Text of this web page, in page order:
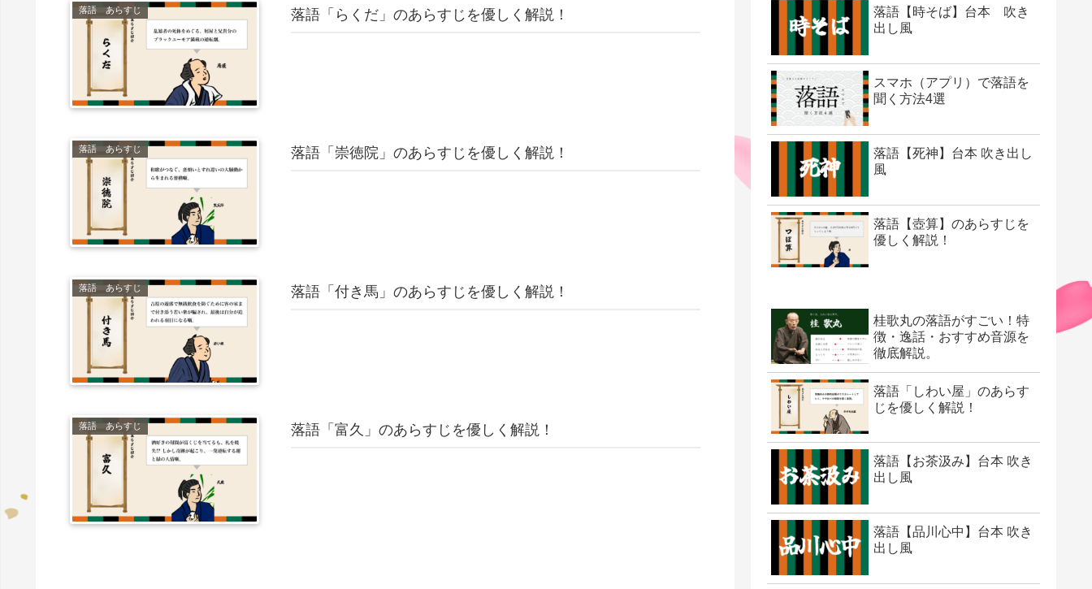
落語 あらすじ 落語「らくだ」のあらすじを優しく解説！
落語 あらすじ 落語「崇徳院」のあらすじを優しく解説！
落語 あらすじ 落語「付き馬」のあらすじを優しく解説！
落語 あらすじ 落語「富久」のあらすじを優しく解説！
落語【時そば】台本 吹き
出し風
スマホ（アプリ）で落語を
聞く方法4選
落語【死神】台本 吹き出し
風
落語【壺算】のあらすじを
優しく解説！
桂歌丸の落語がすごい！特
徴・逸話・おすすめ音源を
徹底解説。
落語「しわい屋」のあらす
じを優しく解説！
落語【お茶汲み】台本 吹き
出し風
落語【品川心中】台本 吹き
出し風